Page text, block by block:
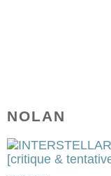
NOLAN